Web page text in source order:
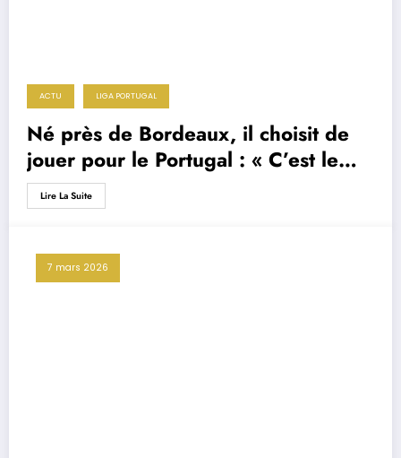
ACTU LIGA PORTUGAL
Né près de Bordeaux, il choisit de
jouer pour le Portugal : « C’est le
pays de ma famille, de mes racines »
Lire La Suite
7 mars 2026